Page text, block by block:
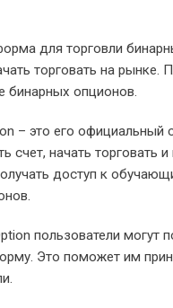
для торговли
торговать на
бинарных опционов.
– это его официальный
начать торговать
доступ к
пользователи могут
Это поможет им